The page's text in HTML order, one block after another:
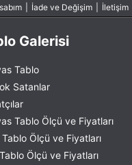
İade ve Değişim İletişim
Galerisi
Tablo
Satanlar
Tablo Ölçü ve Fiyatları
Tablo Ölçü ve Fiyatları
Ölçü ve Fiyatları